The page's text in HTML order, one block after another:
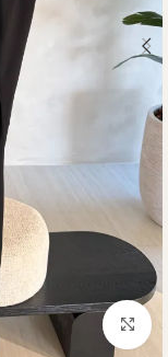
Click to enlarge